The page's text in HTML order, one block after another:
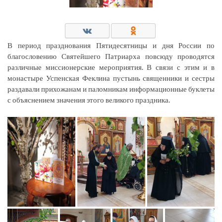
В период празднования Пятидесятницы и дня России по
благословению Святейшего Патриарха повсюду проводятся
различные миссионерские мероприятия. В связи с этим и в
монастыре Успенская Феклина пустынь священники и сестры
раздавали прихожанам и паломникам информационные буклеты
с объяснением значения этого великого праздника.